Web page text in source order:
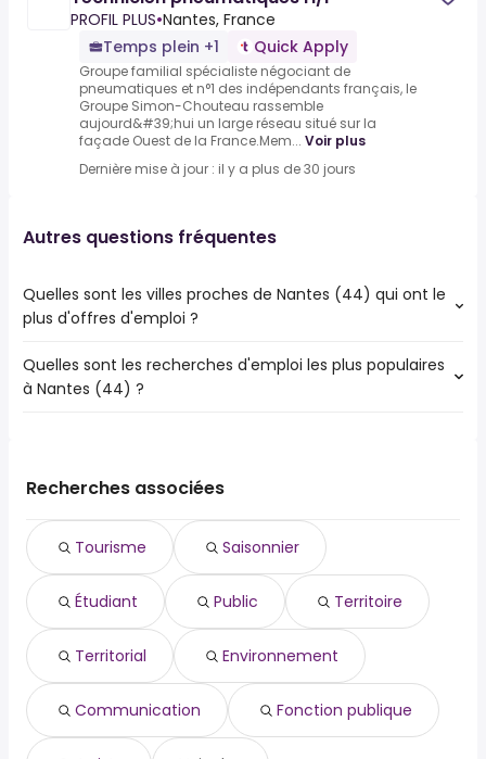
PROFIL PLUS•Nantes, France
Temps plein +1
Quick Apply
Groupe familial spécialiste négociant de
pneumatiques et n°1 des indépendants français, le
Groupe Simon-Chouteau rassemble
aujourd&#39;hui un large réseau situé sur la
façade Ouest de la France.Mem... Voir plus
Dernière mise à jour : il y a plus de 30 jours
Autres questions fréquentes
Quelles sont les villes proches de Nantes (44) qui ont le
plus d'offres d'emploi ?
Les 10 villes proches de Nantes (44) qui ont le plus
d'offres d'emploi sont :
Orvault
Carquefou
Bouguenais
La Chapelle-sur-Erdre
Sainte-Luce-sur-Loire
Quelles sont les recherches d'emploi les plus populaires
à Nantes (44) ?
saisonnier
territoire
territorial
environnement
communication
fonction publique
tourisme
Recherches associées
Tourisme Saisonnier
Étudiant Public Territoire
Territorial Environnement
Communication Fonction publique